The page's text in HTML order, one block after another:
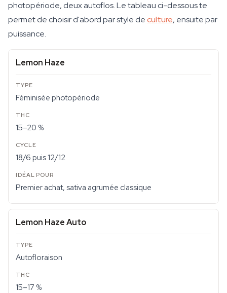
photopériode, deux autoflos. Le tableau ci-dessous te
permet de choisir d'abord par style deculture, ensuite par
puissance.
Lemon Haze
Féminisée photopériode
15–20 %
18/6 puis 12/12
Premier achat, sativa agrumée classique
Lemon Haze Auto
Autofloraison
15–17 %